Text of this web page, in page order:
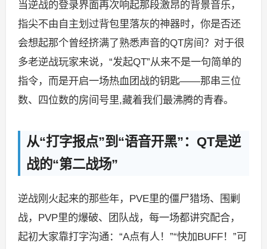
当逆战的登录界面再次响起那段激昂的背景音乐，
指尖不由自主划过背包里落灰的神器时，你是否还
会想起那个曾经挤满了熟悉声音的QT房间？对于很
多老逆战玩家来说，“发起QT”从来不是一句简单的
指令，而是开启一场热血团战的钥匙——那串三位
数、四位数的房间号里,藏着我们最沸腾的青春。
从“打字报点”到“语音开黑”：QT是逆
战的“第二战场”
逆战刚火起来的那些年，PVE里的僵尸猎场、围剿
战，PVP里的爆破、团队战，每一场都讲究配合，
起初大家靠打字沟通：“A点有人！”“快加BUFF！”可